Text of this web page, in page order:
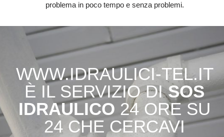
problema in poco tempo e senza problemi.
WWW.IDRAULICI-TEL.IT
È IL SERVIZIO DISOS
IDRAULICO 24 ORE SU
24 CHE CERCAVI